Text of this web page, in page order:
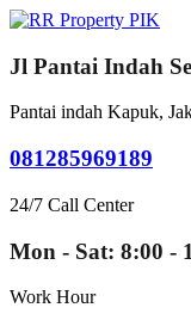
Jl Pantai Indah
Pantai indah Kapuk,
081285969189
24/7 Call Center
Mon - Sat: 8:00 -
Work Hour